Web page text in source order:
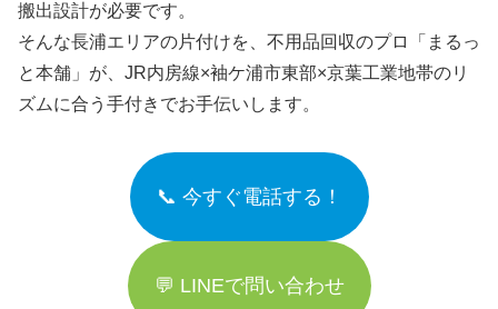
搬出設計が必要です。
そんな長浦エリアの片付けを、不用品回収のプロ「まるっ
と本舗」が、JR内房線×袖ケ浦市東部×京葉工業地帯のリ
ズムに合う手付きでお手伝いします。
📞 今すぐ電話する！
💬 LINEで問い合わせ